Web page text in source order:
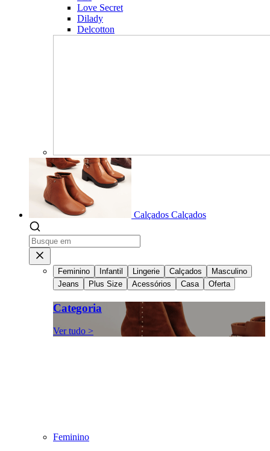
Love Secret
Dilady
Delcotton
Calçados Calçados
Feminino Infantil Lingerie Calçados
Masculino
Jeans
Plus Size Acessórios Casa Oferta
Categoria
Ver tudo >
Feminino